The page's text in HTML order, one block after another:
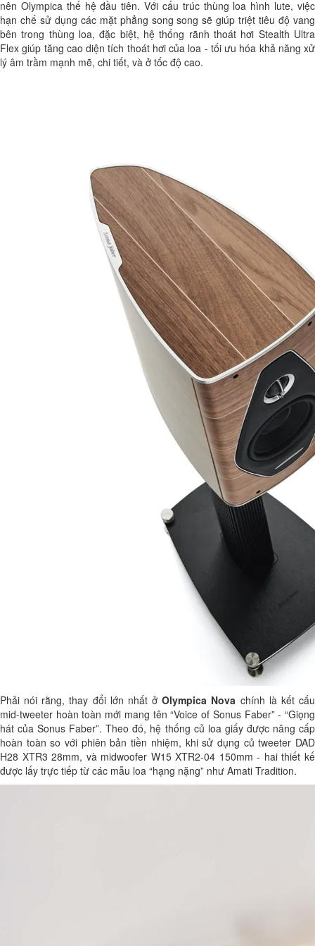
nên Olympica thế hệ đầu tiên. Với cấu trúc thùng loa hình lute, việc
hạn chế sử dụng các mặt phẳng song song sẽ giúp triệt tiêu độ vang
bên trong thùng loa, đặc biệt, hệ thống rãnh thoát hơi Stealth Ultra
Flex giúp tăng cao diện tích thoát hơi của loa - tối ưu hóa khả năng xử
lý âm trầm mạnh mẽ, chi tiết, và ở tốc độ cao.
Phải nói rằng, thay đổi lớn nhất ởOlympica Nova chính là kết cấu
mid-tweeter hoàn toàn mới mang tên “Voice of Sonus Faber” - “Giọng
hát của Sonus Faber”. Theo đó, hệ thống củ loa giấy được nâng cấp
hoàn toàn so với phiên bản tiền nhiệm, khi sử dụng củ tweeter DAD
H28 XTR3 28mm, và midwoofer W15 XTR2-04 150mm - hai thiết kế
được lấy trực tiếp từ các mẫu loa “hạng nặng” như Amati Tradition.